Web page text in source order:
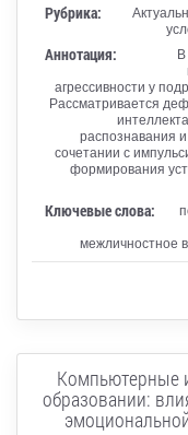
Рубрика:
Аннотация:
агрессивности у
Рассматривается
распознавания
сочетании с
формирования
Ключевые слова:
межличностное
Компьютерные
образовании: